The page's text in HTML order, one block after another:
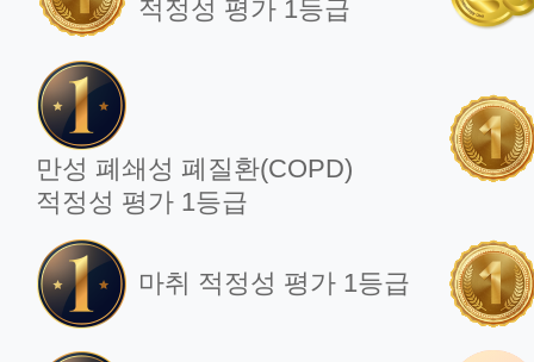
적정성 평가 1등급
만성 폐쇄성 폐질환(COPD)
적정성 평가 1등급
마취 적정성 평가 1등급